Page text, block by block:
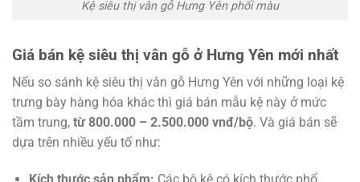
Kệ siêu thị vân gỗ Hưng Yên phối màu
Giá bán kệ siêu thị vân gỗ ở Hưng Yên mới nhất
Nếu so sánh kệ siêu thị vân gỗ Hưng Yên với những loại kệ
trưng bày hàng hóa khác thì giá bán mẫu kệ này ở mức
tầm trung, từ 800.000 – 2.500.000 vnđ/bộ. Và giá bán sẽ
dựa trên nhiều yếu tố như: